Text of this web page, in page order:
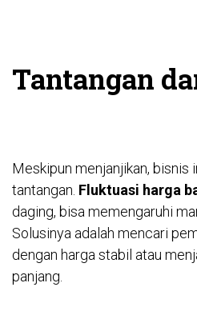
Tantangan
Meskipun menjanjikan, bisnis
tantangan. Fluktuasi harga
daging, bisa memengaruhi
Solusinya adalah mencari
dengan harga stabil atau
panjang.